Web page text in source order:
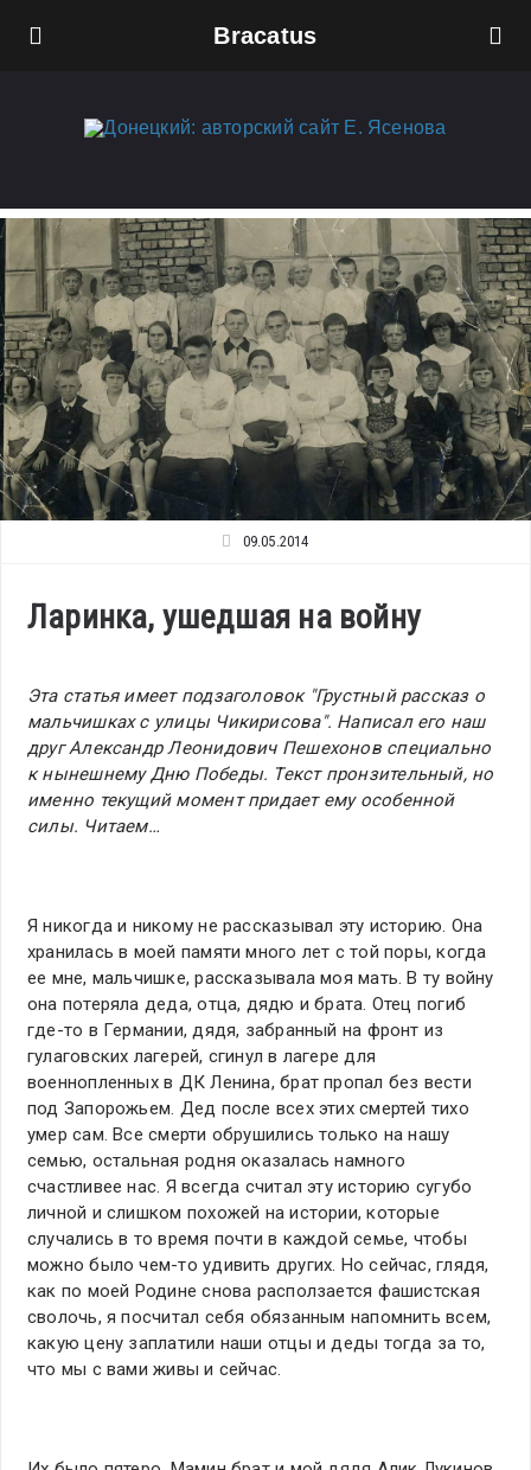
Bracatus
09.05.2014
Ларинка, ушедшая на войну
Эта статья имеет подзаголовок "Грустный рассказ о
мальчишках с улицы Чикирисова". Написал его наш
друг Александр Леонидович Пешехонов специально
к нынешнему Дню Победы. Текст пронзительный, но
именно текущий момент придает ему особенной
силы. Читаем…
Я никогда и никому не рассказывал эту историю. Она
хранилась в моей памяти много лет с той поры, когда
ее мне, мальчишке, рассказывала моя мать. В ту войну
она потеряла деда, отца, дядю и брата. Отец погиб
где-то в Германии, дядя, забранный на фронт из
гулаговских лагерей, сгинул в лагере для
военнопленных в ДК Ленина, брат пропал без вести
под Запорожьем. Дед после всех этих смертей тихо
умер сам. Все смерти обрушились только на нашу
семью, остальная родня оказалась намного
счастливее нас. Я всегда считал эту историю сугубо
личной и слишком похожей на истории, которые
случались в то время почти в каждой семье, чтобы
можно было чем-то удивить других. Но сейчас, глядя,
как по моей Родине снова расползается фашистская
сволочь, я посчитал себя обязанным напомнить всем,
какую цену заплатили наши отцы и деды тогда за то,
что мы с вами живы и сейчас.